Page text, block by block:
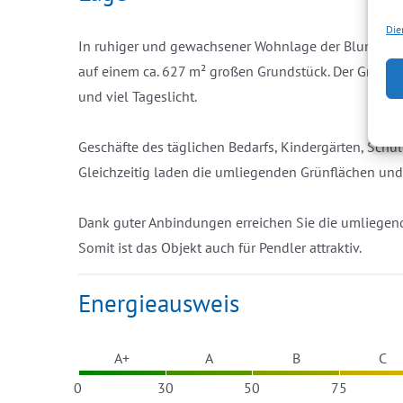
In ruhiger und gewachsener Wohnlage der
auf einem ca. 627 m² großen Grundstück. Der
und viel Tageslicht.
Geschäfte des täglichen Bedarfs, Kindergärten,
Gleichzeitig laden die umliegenden Grünflächen
Dank guter Anbindungen erreichen Sie die
Somit ist das Objekt auch für Pendler attraktiv.
Energieausweis
0
A+
30
A
50
B
75
C